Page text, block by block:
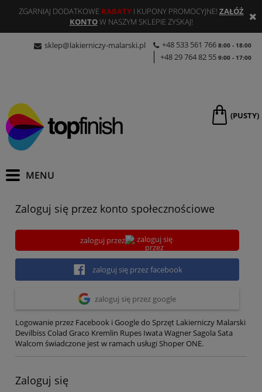
ZGARNIAJ DODATKOWE RABATYI KUPONY PROMOCYJNE! ZAŁÓŻ
KONTOW NASZYM SKLEPIE ZYSKAJ!
sklep@lakierniczy-malarski.pl +48 533 561 766 8:00 - 18:00
+48 29 764 82 55 9:00 - 17:00
(PUSTY)
Zaloguj się przez konto społecznościowe
zaloguj przez
zaloguj się przez facebook
zaloguj się przez google
Logowanie przez Facebook i Google do Sprzęt Lakierniczy Malarski
Devilbiss Colad Graco Kremlin Rupes Iwata Wagner Sagola Sata
Walcom świadczone jest w ramach usługi Shoper ONE.
Zaloguj się